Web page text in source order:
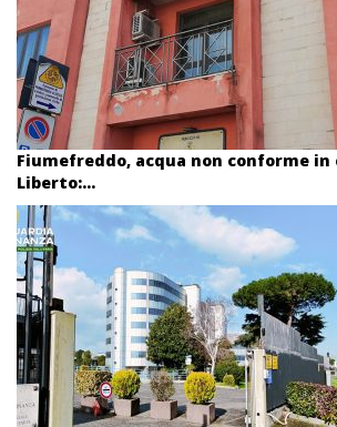
Fiumefreddo, acqua non conforme in
Liberto:...